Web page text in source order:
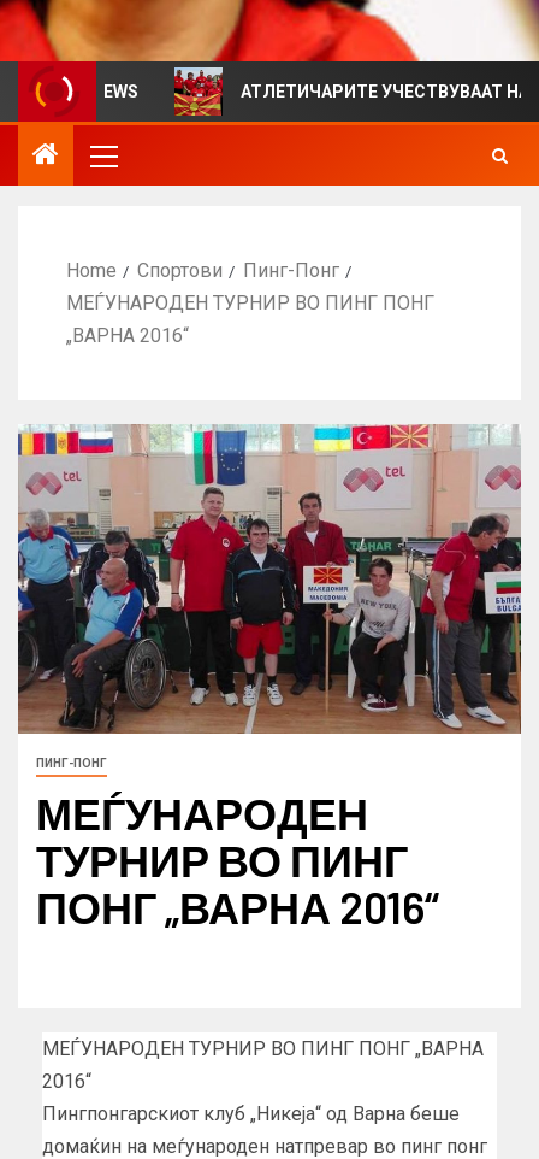
VIEWS АТЛЕТИЧАРИТЕ УЧЕСТВУВААТ НА
Home Спортови
Пинг-Понг
МЕЃУНАРОДЕН ТУРНИР ВО ПИНГ ПОНГ
„ВАРНА 2016“
ПИНГ-ПОНГ
МЕЃУНАРОДЕН
ТУРНИР ВО ПИНГ
ПОНГ „ВАРНА 2016“
МЕЃУНАРОДЕН ТУРНИР ВО ПИНГ ПОНГ „ВАРНА
2016“
Пингпонгарскиот клуб „Никеја“ од Варна беше
домаќин на меѓународен натпревар во пинг понг